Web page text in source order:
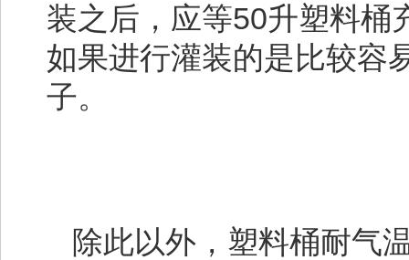
装之后，应等50升塑料桶
如果进行灌装的是比较容
子。
除此以外，塑料桶耐气